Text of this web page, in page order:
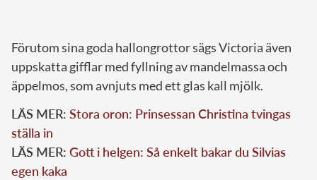
Förutom sina goda hallongrottor sägs Victoria även
uppskatta gifflar med fyllning av mandelmassa och
äppelmos, som avnjuts med ett glas kall mjölk.
LÄS MER: Stora oron: Prinsessan Christina tvingas
ställa in
LÄS MER: Gott i helgen: Så enkelt bakar du Silvias
egen kaka